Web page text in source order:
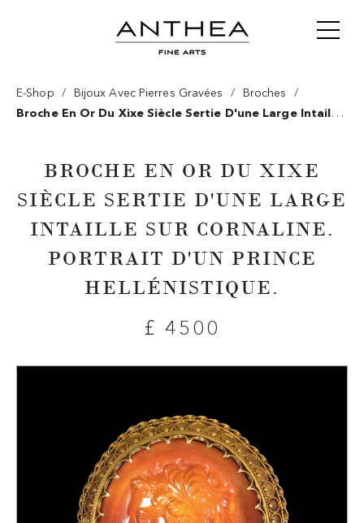
E-Shop / Bijoux Avec Pierres Gravées / Broches /
Broche En Or Du Xixe Siècle Sertie D'une Large Intaille
BROCHE EN OR DU XIXE
SIÈCLE SERTIE D'UNE LARGE
INTAILLE SUR CORNALINE.
PORTRAIT D'UN PRINCE
HELLÉNISTIQUE.
£ 4500